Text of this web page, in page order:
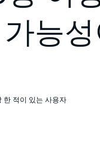
능
한 적이 있는 사용자